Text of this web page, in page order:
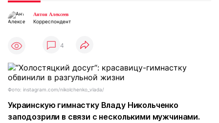
Антон Алексеев
Корреспондент
4
Фото: instagram.com/nikolchenko_vlada/
Украинскую гимнастку Владу Никольченко
заподозрили в связи с несколькими мужчинами.